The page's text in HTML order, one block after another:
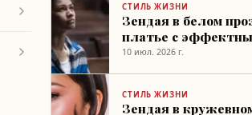
СТИЛЬ ЖИЗНИ
Зендая в белом
платье с
вырезом
10 июл. 2026 г.
СТИЛЬ ЖИЗНИ
Зендая в